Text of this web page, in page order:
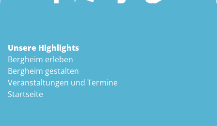
Unsere Highlights
Bergheim erleben
Bergheim gestalten
Veranstaltungen und Termine
Startseite